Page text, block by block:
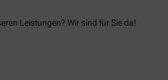
Leistungen? Wir sind für Sie da!